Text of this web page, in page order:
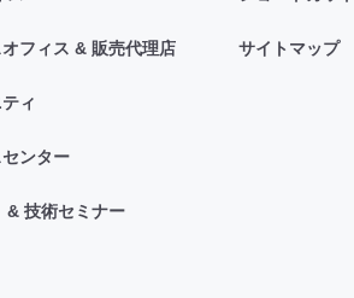
フィス & 販売代理店
ィ
ンター
& 技術セミナー
サイトマップ